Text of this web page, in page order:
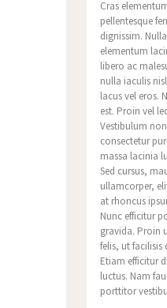
Cras
pellentesque
dignissim.
elementum
libero ac
nulla iaculis
lacus vel eros.
est. Proin vel
Vestibulum
consectetur
massa lacinia
Sed cursus,
ullamcorper,
at rhoncus
Nunc efficitur
gravida. Proin
felis, ut
Etiam efficitur
luctus. Nam
porttitor